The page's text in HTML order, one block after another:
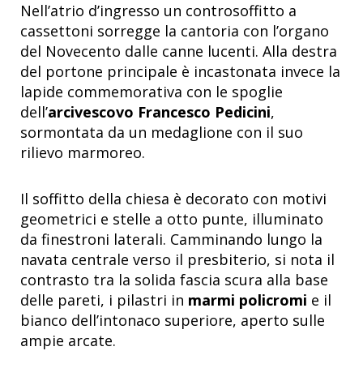
Nell’atrio d’ingresso un controsoffitto a
cassettoni sorregge la cantoria con l’organo
del Novecento dalle canne lucenti. Alla destra
del portone principale è incastonata invece la
lapide commemorativa con le spoglie
dell’arcivescovo Francesco Pedicini,
sormontata da un medaglione con il suo
rilievo marmoreo.
Il soffitto della chiesa è decorato con motivi
geometrici e stelle a otto punte, illuminato
da finestroni laterali. Camminando lungo la
navata centrale verso il presbiterio, si nota il
contrasto tra la solida fascia scura alla base
delle pareti, i pilastri in marmi policromi e il
bianco dell’intonaco superiore, aperto sulle
ampie arcate.